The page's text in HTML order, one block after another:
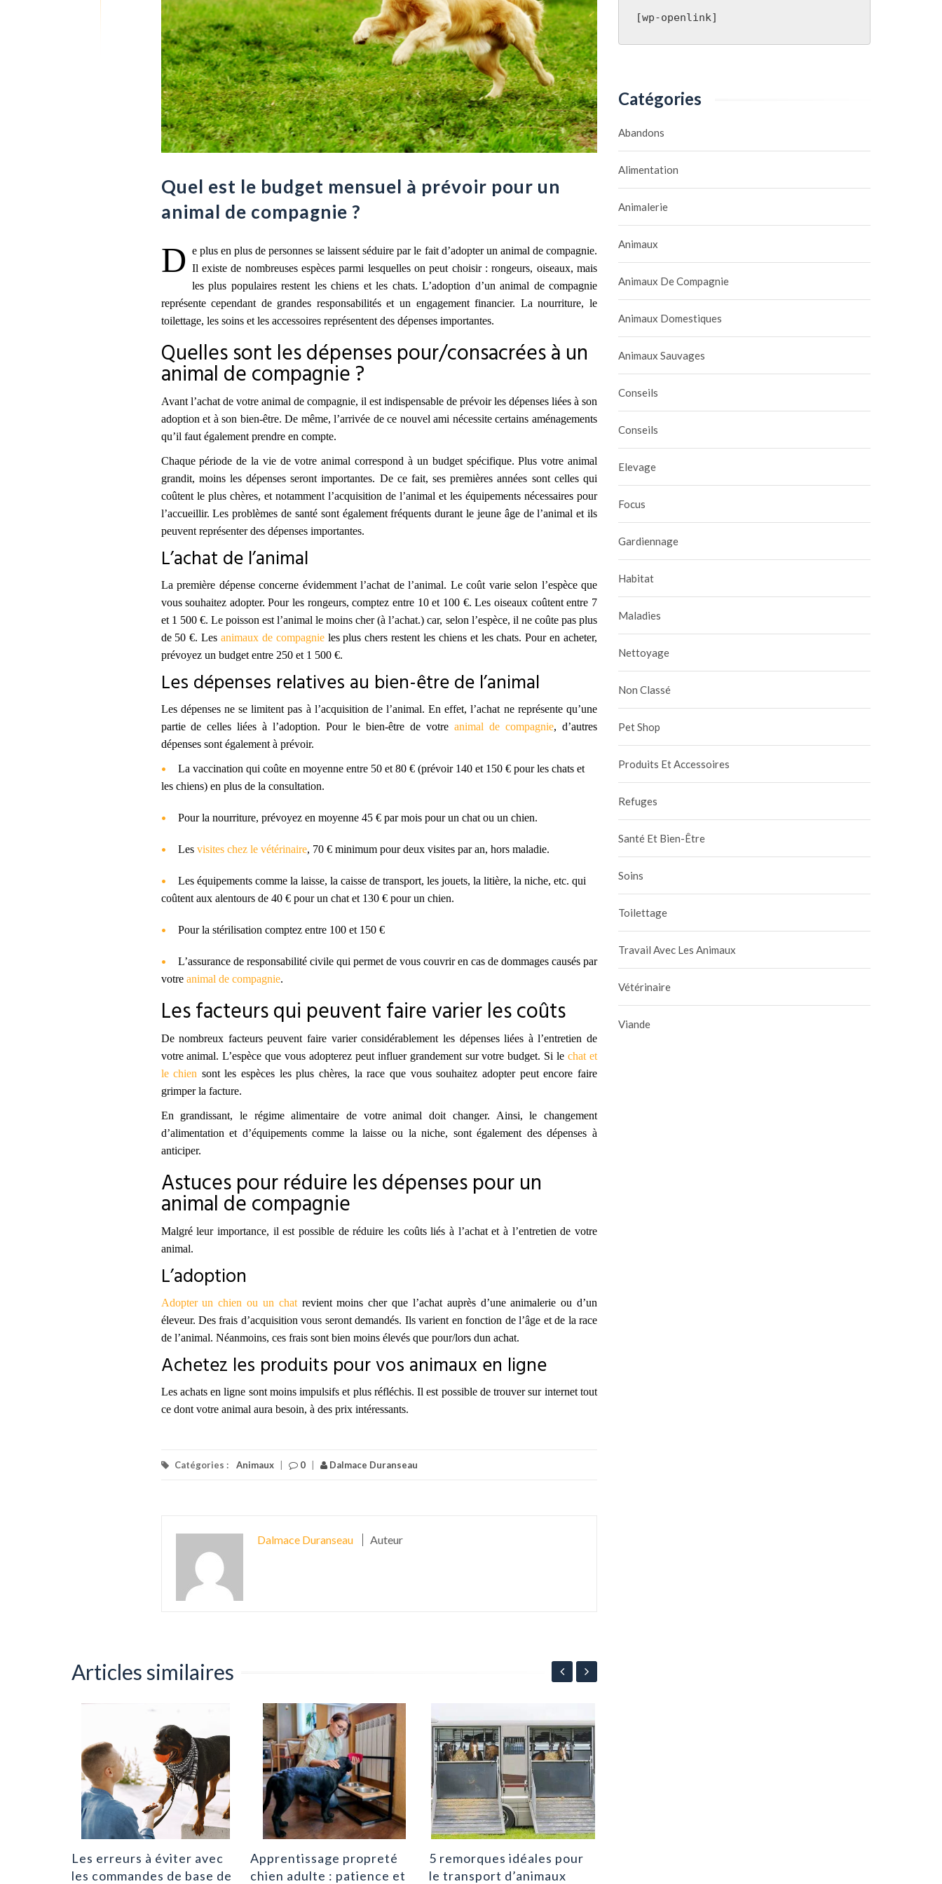
Quel est le budget mensuel à prévoir pour un
animal de compagnie ?
D e plus en plus de personnes se laissent séduire par le fait d’adopter un animal de compagnie.
Il existe de nombreuses espèces parmi lesquelles on peut choisir : rongeurs, oiseaux, mais
les plus populaires restent les chiens et les chats. L’adoption d’un animal de compagnie
représente cependant de grandes responsabilités et un engagement financier. La nourriture, le
toilettage, les soins et les accessoires représentent des dépenses importantes.
Quelles sont les dépenses pour/consacrées à un
animal de compagnie ?
Avant l’achat de votre animal de compagnie, il est indispensable de prévoir les dépenses liées à son
adoption et à son bien-être. De même, l’arrivée de ce nouvel ami nécessite certains aménagements
qu’il faut également prendre en compte.
Chaque période de la vie de votre animal correspond à un budget spécifique. Plus votre animal
grandit, moins les dépenses seront importantes. De ce fait, ses premières années sont celles qui
coûtent le plus chères, et notamment l’acquisition de l’animal et les équipements nécessaires pour
l’accueillir. Les problèmes de santé sont également fréquents durant le jeune âge de l’animal et ils
peuvent représenter des dépenses importantes.
L’achat de l’animal
La première dépense concerne évidemment l’achat de l’animal. Le coût varie selon l’espèce que
vous souhaitez adopter. Pour les rongeurs, comptez entre 10 et 100 €. Les oiseaux coûtent entre 7
et 1 500 €. Le poisson est l’animal le moins cher (à l’achat.) car, selon l’espèce, il ne coûte pas plus
de 50 €. Les animaux de compagnieles plus chers restent les chiens et les chats. Pour en acheter,
prévoyez un budget entre 250 et 1 500 €.
Les dépenses relatives au bien-être de l’animal
Les dépenses ne se limitent pas à l’acquisition de l’animal. En effet, l’achat ne représente qu’une
partie de celles liées à l’adoption. Pour le bien-être de votreanimal de compagnie, d’autres
dépenses sont également à prévoir.
La vaccination qui coûteen moyenne entre 50 et 80 € (prévoir 140 et 150 € pour les chats et
les chiens) en plus de la consultation.
Pour la nourriture, prévoyezen moyenne 45 € par mois pour un chat ou un chien.
Les visites chez le vétérinaire, 70 € minimum pour deux visites par an, hors maladie.
Les équipements comme la laisse, la caisse de transport, les jouets, la litière, la niche, etc. qui
coûtent aux alentours de 40 € pour un chat et 130 € pour un chien.
Pour la stérilisation comptezentre 100 et 150 €
L’assurance de responsabilité civile qui permet de vous couvrir en cas de dommages causés par
votre animal de compagnie.
Les facteurs qui peuvent faire varier les coûts
De nombreux facteurs peuvent faire varier considérablement les dépenses liées à l’entretien de
votre animal. L’espèce que vous adopterez peut influer grandement sur votre budget. Si lechat et
le chien sont les espèces les plus chères, la race que vous souhaitez adopter peut encore faire
grimper la facture.
En grandissant, le régime alimentaire de votre animal doit changer. Ainsi, le changement
d’alimentation et d’équipements comme la laisse ou la niche, sont également des dépenses à
anticiper.
Astuces pour réduire les dépenses pour un
animal de compagnie
Malgré leur importance, il est possible de réduire les coûts liés à l’achat et à l’entretien de votre
animal.
L’adoption
Adopter un chien ou un chatrevient moins cher que l’achat auprès d’une animalerie ou d’un
éleveur. Des frais d’acquisition vous seront demandés. Ils varient en fonction de l’âge et de la race
de l’animal. Néanmoins, ces frais sont bien moins élevés que pour/lors dun achat.
Achetez les produits pour vos animaux en ligne
Les achats en ligne sont moins impulsifs et plus réfléchis. Il est possible de trouver sur internet tout
ce dont votre animal aura besoin, à des prix intéressants.
Catégories : Animaux 0 Dalmace Duranseau
Dalmace Duranseau Auteur
Articles similaires
Les erreurs à éviter avec
les commandes de base de
Apprentissage propreté
chien adulte : patience et
5 remorques idéales pour
le transport d’animaux
[wp-openlink]
Catégories
Abandons
Alimentation
Animalerie
Animaux
Animaux De Compagnie
Animaux Domestiques
Animaux Sauvages
Conseils
Conseils
Elevage
Focus
Gardiennage
Habitat
Maladies
Nettoyage
Non Classé
Pet Shop
Produits Et Accessoires
Refuges
Santé Et Bien-Être
Soins
Toilettage
Travail Avec Les Animaux
Vétérinaire
Viande